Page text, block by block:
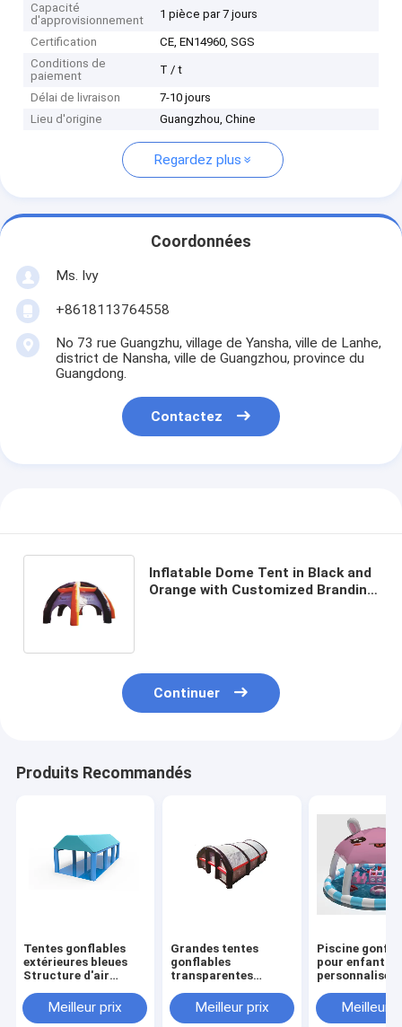
Capacité
d'approvisionnement
1 pièce par 7 jours
Certification
CE, EN14960, SGS
Conditions de
paiement
T / t
Délai de livraison
7-10 jours
Lieu d'origine
Guangzhou, Chine
Regardez plus
Coordonnées
Ms. Ivy
+8618113764558
No 73 rue Guangzhu, village de Yansha, ville de Lanhe,
district de Nansha, ville de Guangzhou, province du
Guangdong.
Contactez
Inflatable Dome Tent in Black and
Orange with Customized Branding
Continuer
Produits Recommandés
Tentes gonflables
extérieures bleues
Structure d'air
personnalisée
Meilleur prix
Grandes tentes
gonflables
transparentes
pour le camping
Meilleur prix
Piscine
pour enfants
personnalisée
flottantsMeilleur